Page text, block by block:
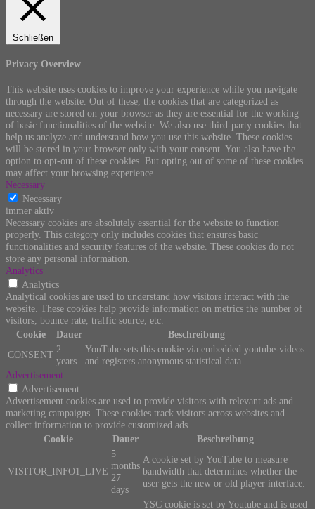
Schließen
Privacy Overview
This website uses cookies to improve your experience while you navigate
through the website. Out of these, the cookies that are categorized as
necessary are stored on your browser as they are essential for the working
of basic functionalities of the website. We also use third-party cookies that
help us analyze and understand how you use this website. These cookies
will be stored in your browser only with your consent. You also have the
option to opt-out of these cookies. But opting out of some of these cookies
may affect your browsing experience.
Necessary
Necessary
immer aktiv
Necessary cookies are absolutely essential for the website to function
properly. This category only includes cookies that ensures basic
functionalities and security features of the website. These cookies do not
store any personal information.
Analytics
Analytics
Analytical cookies are used to understand how visitors interact with the
website. These cookies help provide information on metrics the number of
visitors, bounce rate, traffic source, etc.
Cookie
Dauer
Beschreibung
CONSENT 2
years
YouTube sets this cookie via embedded youtube-videos
and registers anonymous statistical data.
Advertisement
Advertisement
Advertisement cookies are used to provide visitors with relevant ads and
marketing campaigns. These cookies track visitors across websites and
collect information to provide customized ads.
Cookie
Dauer Beschreibung
VISITOR_INFO1_LIVE
5
months
27
days
A cookie set by YouTube to measure
bandwidth that determines whether the
user gets the new or old player interface.
YSC cookie is set by Youtube and is used